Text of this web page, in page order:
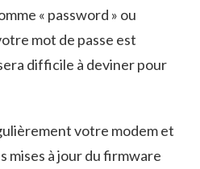
« password » ou
mot ‌de passe est
difficile à⁣ deviner pour
votre modem et
mises à jour ⁤du firmware